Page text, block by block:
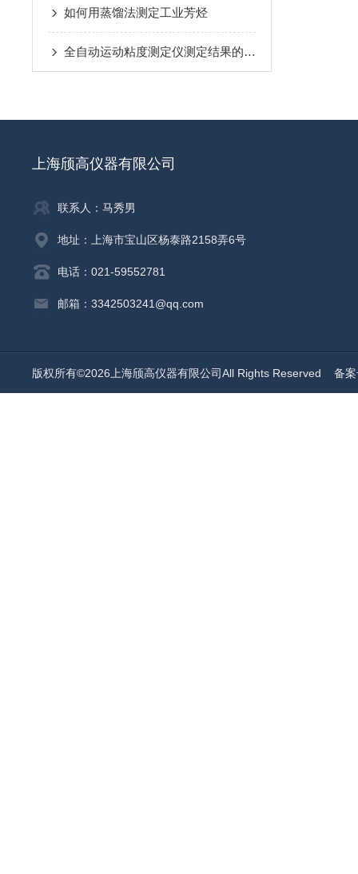
如何用蒸馏法测定工业芳烃
全自动运动粘度测定仪测定结果的影响要素
上海颀高仪器有限公司
联系人：马秀男
地址：上海市宝山区杨泰路2158弄6号
电话：021-59552781
邮箱：3342503241@qq.com
版权所有©2026上海颀高仪器有限公司All Rights Reserved 备